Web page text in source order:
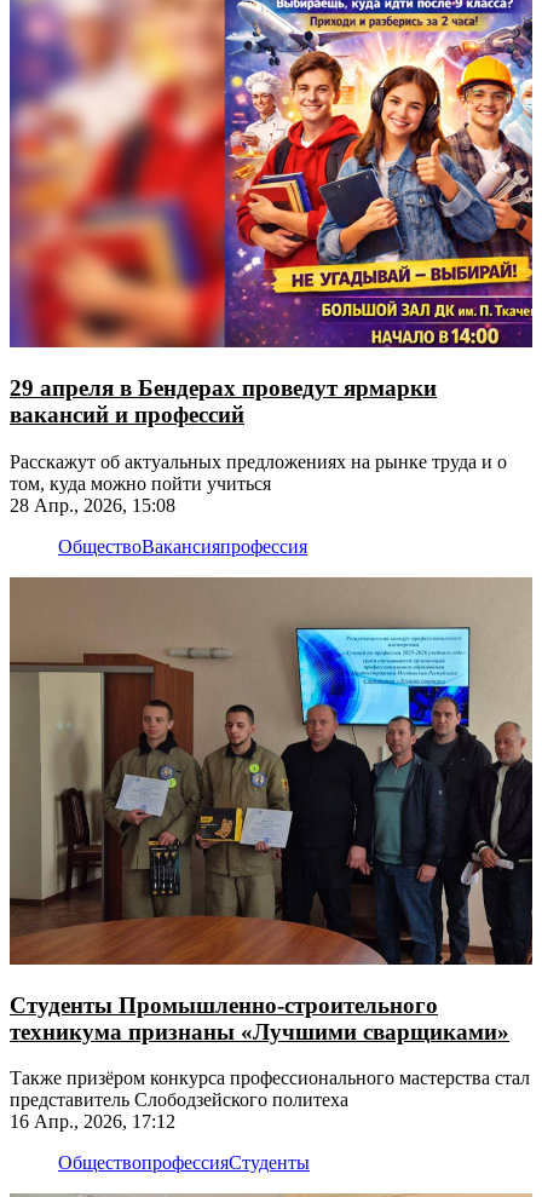
29 апреля в Бендерах проведут ярмарки
вакансий и профессий
Расскажут об актуальных предложениях на рынке труда и о
том, куда можно пойти учиться
28 Апр., 2026, 15:08
ОбществоВакансияпрофессия
Студенты Промышленно-строительного
техникума признаны «Лучшими сварщиками»
Также призёром конкурса профессионального мастерства стал
представитель Слободзейского политеха
16 Апр., 2026, 17:12
ОбществопрофессияСтуденты